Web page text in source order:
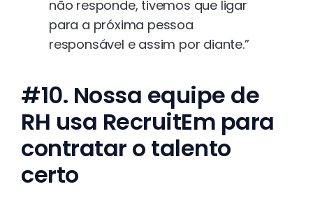
não responde, tivemos que ligar
para a próxima pessoa
responsável e assim por diante.”
#10. Nossa equipe de
RH usa RecruitEm para
contratar o talento
certo